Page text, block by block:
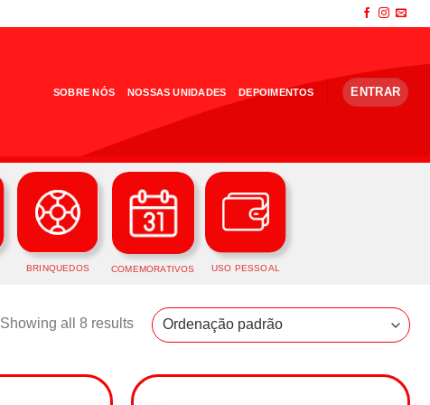
SOBRE NÓS NOSSAS UNIDADES DEPOIMENTOS ENTRAR
BRINQUEDOS COMEMORATIVOS USO PESSOAL
Showing all 8 results